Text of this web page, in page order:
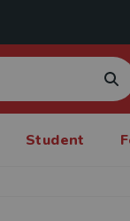
Student